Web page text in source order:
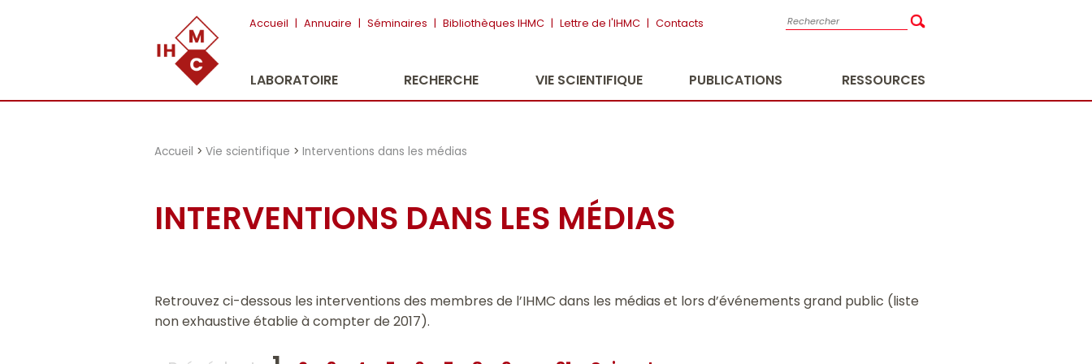
Accueil | Annuaire | Séminaires | Bibliothèques IHMC | Lettre de l'IHMC | Contacts
LABORATOIRE RECHERCHE VIE SCIENTIFIQUE PUBLICATIONS RESSOURCES
Accueil >Vie scientifique >Interventions dans les médias
INTERVENTIONS DANS LES MÉDIAS
Retrouvez ci-dessous les interventions des membres de l’IHMC dans les médias et lors d’événements grand public (liste
non exhaustive établie à compter de 2017).